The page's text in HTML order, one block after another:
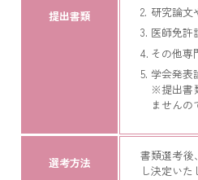
提出書類
研究論文
医師免許
その他専
学会発表
※提出書
ませんの
選考方法
書類選考後
し決定いた